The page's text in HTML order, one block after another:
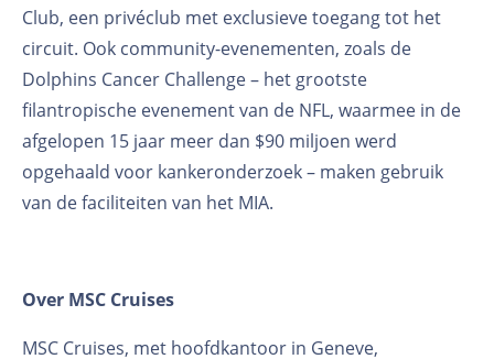
Club, een privéclub met exclusieve toegang tot het
circuit. Ook community-evenementen, zoals de
Dolphins Cancer Challenge – het grootste
filantropische evenement van de NFL, waarmee in de
afgelopen 15 jaar meer dan $90 miljoen werd
opgehaald voor kankeronderzoek – maken gebruik
van de faciliteiten van het MIA.
Over MSC Cruises
MSC Cruises, met hoofdkantoor in Geneve,